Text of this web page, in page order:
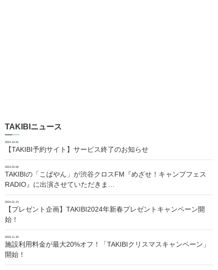
TAKIBIニュース
2024.10.01
【TAKIBI予約サイト】サービス終了のお知らせ
2024.02.06
TAKIBIの「こばやん」が渋谷クロスFM『めざせ！キャンプフェス
RADIO』に出演させていただきま…
2024.01.24
【プレゼント企画】TAKIBI2024年新春プレゼントキャンペーン開
始！
2023.11.30
施設利用料金が最大20%オフ！「TAKIBIクリスマスキャンペーン」
開始！